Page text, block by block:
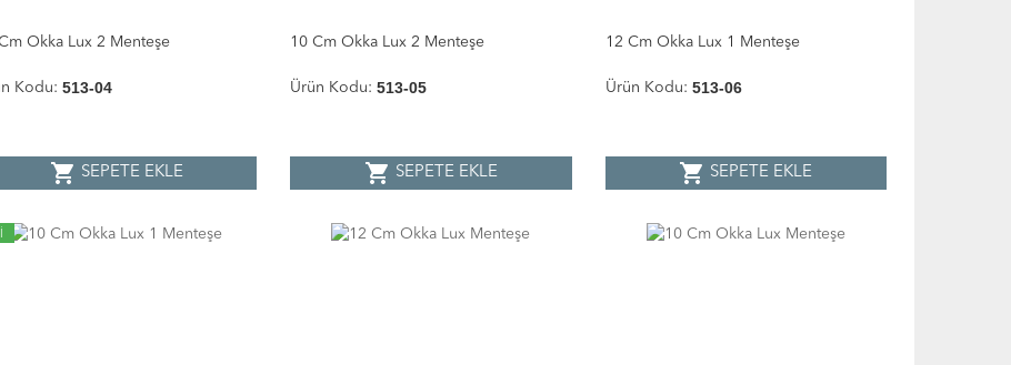
Okka Lux 2 Menteşe
Kodu: 513-04
shopping_cart SEPETE EKLE
10 Cm Okka Lux 2 Menteşe
Ürün Kodu:513-05
shopping_cart SEPETE EKLE
12 Cm Okka Lux 1 Menteşe
Ürün Kodu: 513-06
shopping_cart SEPETE EKLE